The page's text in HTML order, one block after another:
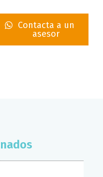
Contacta a un
asesor